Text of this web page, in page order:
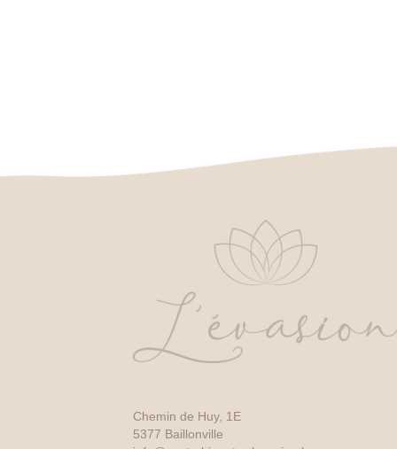
Chemin de Huy, 1E
5377 Baillonville